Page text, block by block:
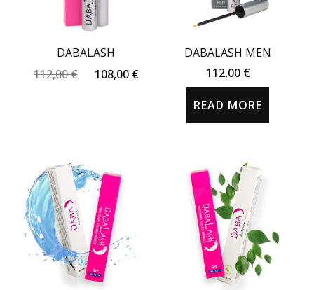
DABALASH
112,00€
Original
108,00 €
108,00 €.
DABALASH MEN
112,00 €
READ MORE